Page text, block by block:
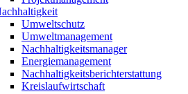
Umweltschutz
Umweltmanagement
Nachhaltigkeitsmanager
Energiemanagement
Nachhaltigkeitsberichterstattung
Kreislaufwirtschaft